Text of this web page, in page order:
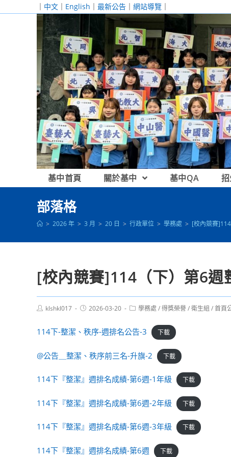
｜ 中文 ｜ English ｜ 最新公告 ｜ 網站導覽 ｜
基中首頁 關於基中 基中QA
部落格
> 2026 年 > 3 月 > 20 日 > 行政單位 > 學務處 > [校內競賽
[校內競賽]114（下）第6週
Postklshkl017
Post2026-03-20
Post學務處 /得獎榮譽/衛生組 /首頁
114下-整潔、秩序-週排名公告-3 下載
@公告＿整潔、秩序前三名-升旗-2 下載
114下『整潔』週排名成績-第6週-1年級 下載
114下『整潔』週排名成績-第6週-2年級 下載
114下『整潔』週排名成績-第6週-3年級 下載
114下『整潔』週排名成績-第6週 下載